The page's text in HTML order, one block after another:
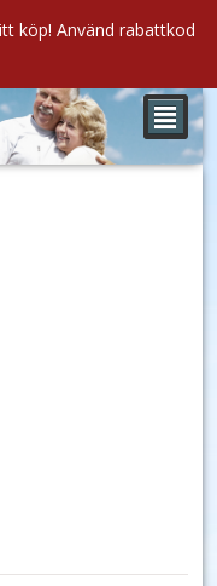
²
köp! Använd rabattkod